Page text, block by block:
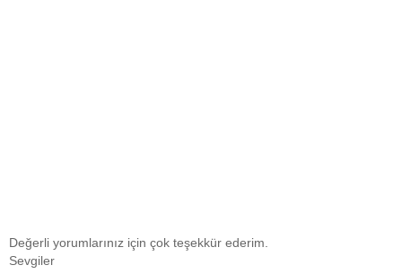
Değerli yorumlarınız için çok teşekkür ederim.
Sevgiler